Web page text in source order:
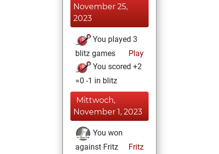
November 25,
2023
You played 3
blitz games
Play
You scored +2
=0 -1 in blitz
Mittwoch,
November 1, 2023
You won
against Fritz
Fritz